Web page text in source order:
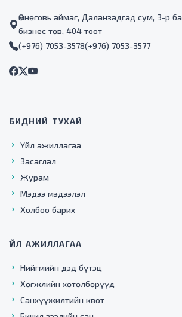
Өмнөговь аймаг, Даланзадгад сум, 3-р
бизнес төв, 404 тоот
(+976) 7053-3578(+976) 7053-3577
БИДНИЙ ТУХАЙ
Үйл ажиллагаа
Засаглал
Журам
Мэдээ мэдээлэл
Холбоо барих
ҮЙЛ АЖИЛЛАГАА
Нийгмийн дэд бүтэц
Хөгжлийн хөтөлбөрүүд
Санхүүжилтийн квот